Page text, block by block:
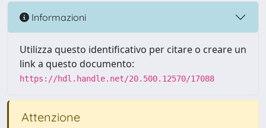
Informazioni
Utilizza questo identificativo per citare o creare un
link a questo documento:
https://hdl.handle.net/20.500.12570/17088
Attenzione